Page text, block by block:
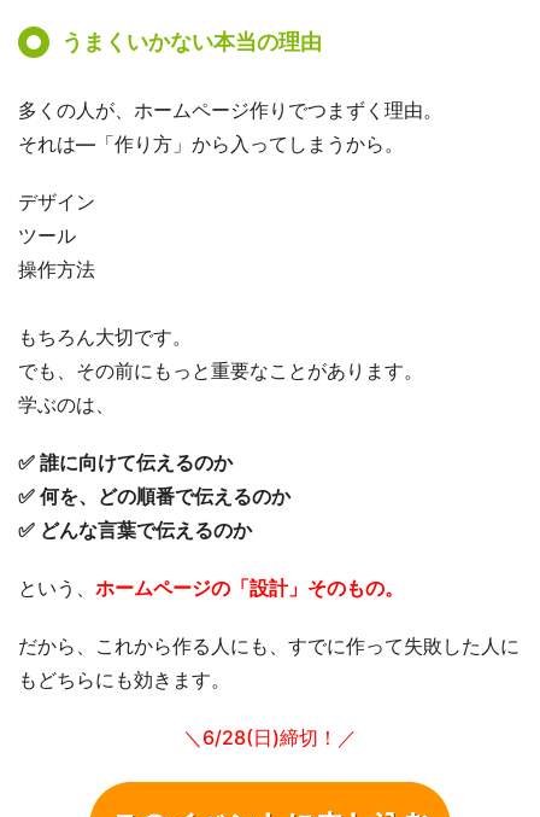
うまくいかない本当の理由
多くの人が、ホームページ作りでつまずく理由。
それは—「作り方」から入ってしまうから。
デザイン
ツール
操作方法
もちろん大切です。
でも、その前にもっと重要なことがあります。
学ぶのは、
✅ 誰に向けて伝えるのか
✅ 何を、どの順番で伝えるのか
✅ どんな言葉で伝えるのか
という、 ホームページの「設計」そのもの。
だから、これから作る人にも、すでに作って失敗した人に
もどちらにも効きます。
＼6/28(日)締切！／